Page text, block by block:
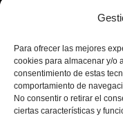
Para ofrecer las mejores
cookies para almacenar y/o
consentimiento de estas
comportamiento de
No consentir o retirar el
ciertas características y